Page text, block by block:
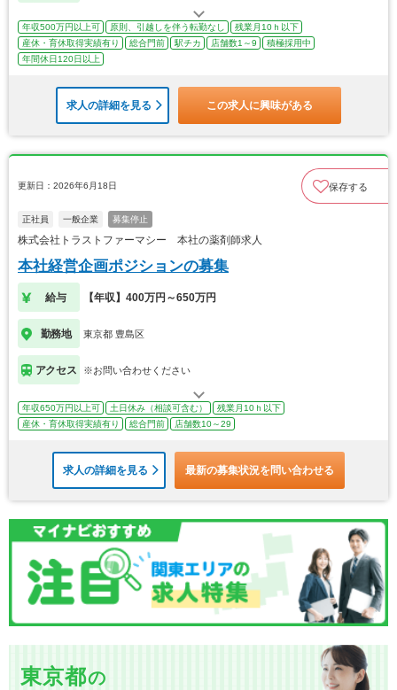
年収500万円以上可 原則、引越しを伴う転勤なし
残業月10ｈ以下
産休・育休取得実績有り
総合門前 駅チカ 店舗数1～9
積極採用中
年間休日120日以上
求人の詳細を見る この求人に興味がある
更新日：2026年6月18日 保存する
正社員 一般企業 募集停止
株式会社トラストファーマシー 本社の薬剤師求人
本社経営企画ポジションの募集
給与 【年収】400万円～650万円
勤務地 東京都 豊島区
アクセス ※お問い合わせください
年収650万円以上可 土日休み（相談可含む）
残業月10ｈ以下
産休・育休取得実績有り
総合門前 店舗数10～29
求人の詳細を見る 最新の募集状況を問い合わせる
東京都の